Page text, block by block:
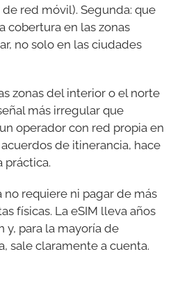
red móvil). Segunda: que
cobertura en las zonas
no solo en las ciudades
zonas del interior o el norte
más irregular que
operador con red propia en
de itinerancia, hace
práctica.
requiere ni pagar de más
físicas. La eSIM lleva años
y, para la mayoría de
sale claramente a cuenta.